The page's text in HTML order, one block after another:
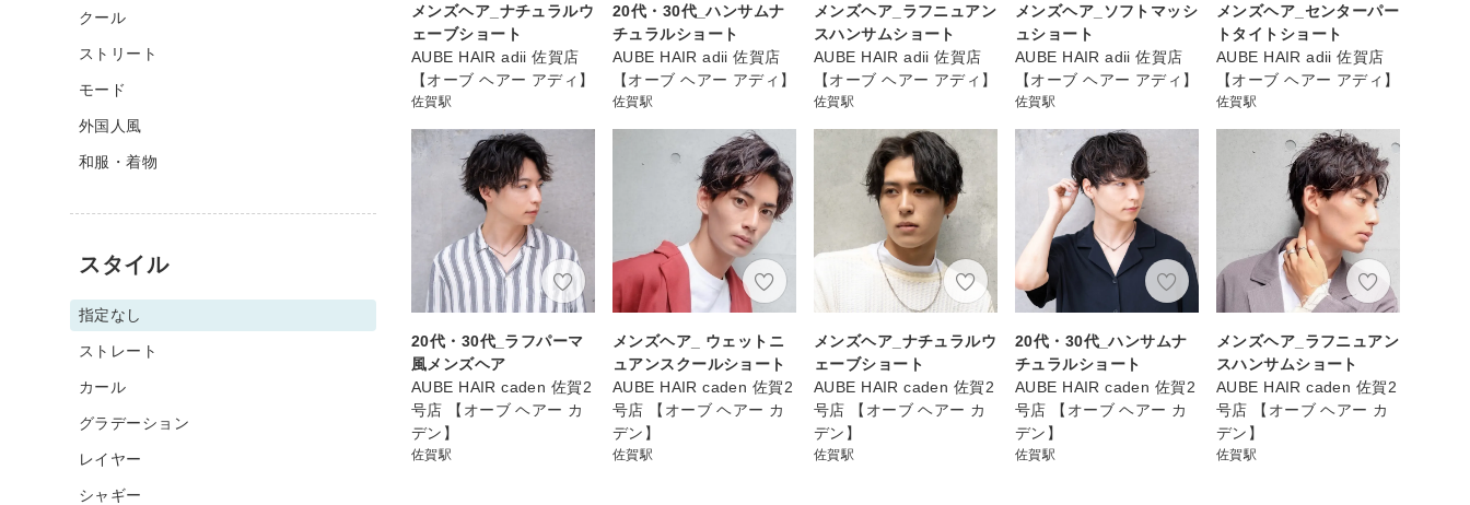
メンズヘア_ナチュラルウ
ェーブショート
AUBE HAIR adii 佐賀店
【オーブ ヘアー アディ】
佐賀駅
20代・30代_ハンサムナ
チュラルショート
AUBE HAIR adii 佐賀店
【オーブ ヘアー アディ】
佐賀駅
メンズヘア_ラフニュアン
スハンサムショート
AUBE HAIR adii 佐賀店
【オーブ ヘアー アディ】
佐賀駅
メンズヘア_ソフトマッシ
ュショート
AUBE HAIR adii 佐賀店
【オーブ ヘアー アディ】
佐賀駅
メンズヘア_センターパー
トタイトショート
AUBE HAIR adii 佐賀店
【オーブ ヘアー アディ】
佐賀駅
20代・30代_ラフパーマ
風メンズヘア
AUBE HAIR caden 佐賀2
号店 【オーブ ヘアー カ
デン】
佐賀駅
メンズヘア_ ウェットニ
ュアンスクールショート
AUBE HAIR caden 佐賀2
号店 【オーブ ヘアー カ
デン】
佐賀駅
メンズヘア_ナチュラルウ
ェーブショート
AUBE HAIR caden 佐賀2
号店 【オーブ ヘアー カ
デン】
佐賀駅
20代・30代_ハンサムナ
チュラルショート
AUBE HAIR caden 佐賀2
号店 【オーブ ヘアー カ
デン】
佐賀駅
メンズヘア_ラフニュアン
スハンサムショート
AUBE HAIR caden 佐賀2
号店 【オーブ ヘアー カ
デン】
佐賀駅
クール
ストリート
モード
外国人風
和服・着物
スタイル
指定なし
ストレート
カール
グラデーション
レイヤー
シャギー